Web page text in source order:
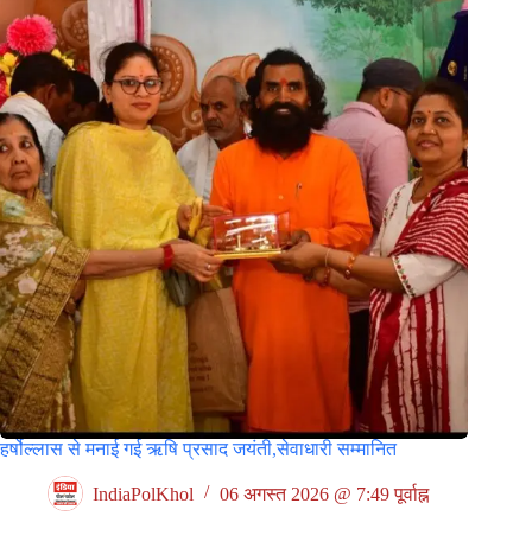
हर्षोल्लास से मनाई गई ऋषि प्रसाद जयंती,सेवाधारी सम्मानित
IndiaPolKhol 06 अगस्त 2026 @ 7:49 पूर्वाह्न